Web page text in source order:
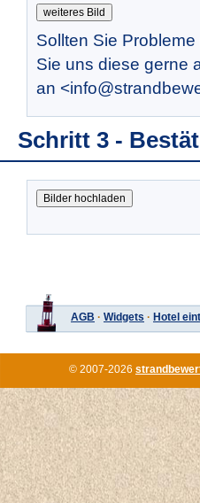
Sollten Sie
Sie uns diese gerne
an
Schritt 3 -
AGB · Widgets · Hotel
© 2007-2026